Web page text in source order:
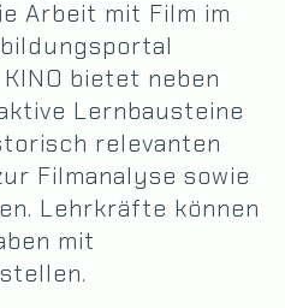
Arbeit mit Film im
bietet neben
Lernbausteine
relevanten
Filmanalyse sowie
Lehrkräfte können
mit